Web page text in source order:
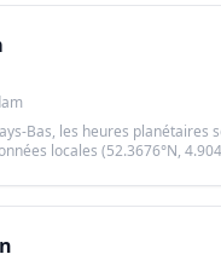
Bas, les heures planétaires
locales (52.3676°N,
du soleil.